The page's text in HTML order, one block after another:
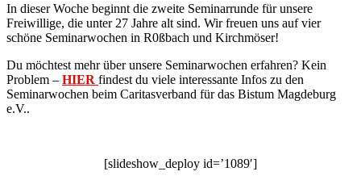
In dieser Woche beginnt die zweite Seminarrunde für unsere
Freiwillige, die unter 27 Jahre alt sind. Wir freuen uns auf vier
schöne Seminarwochen in R0ßbach und Kirchmöser!
Du möchtest mehr über unsere Seminarwochen erfahren? Kein
Problem – HIER findest du viele interessante Infos zu den
Seminarwochen beim Caritasverband für das Bistum Magdeburg
e.V..
[slideshow_deploy id=’1089′]